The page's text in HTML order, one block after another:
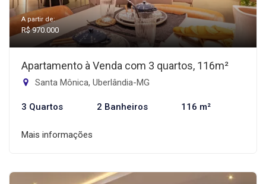
A partir de:
R$ 970.000
Apartamento à Venda com 3 quartos, 116m²
Santa Mônica, Uberlândia-MG
3 Quartos 2 Banheiros 116 m²
Mais informações